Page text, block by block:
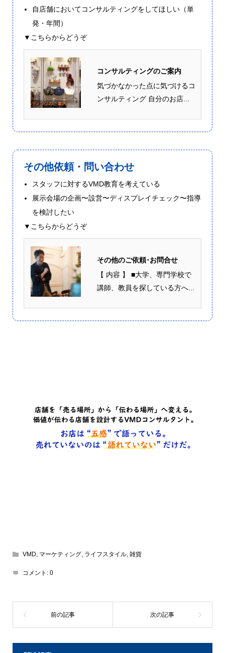
自店舗においてコンサルティングをしてほしい（単
発・年間）
▼こちらからどうぞ
コンサルティングのご案内
気づかなかった点に気づけるコ
ンサルティング 自分のお店...
その他依頼・問い合わせ
スタッフに対するVMD教育を考えている
展示会場の企画〜設営〜ディスプレイチェック〜指導
を検討したい
▼こちらからどうぞ
その他のご依頼･お問合せ
【 内容 】 ■大学、専門学校で
講師、教員を探している方へ...
VMD, マーケティング, ライフスタイル, 雑貨
コメント: 0